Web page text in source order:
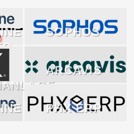
SOPHOS
ARCAVIS
PHX ERP